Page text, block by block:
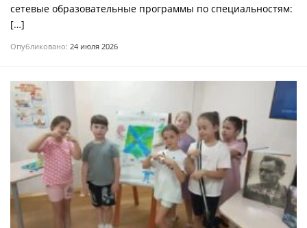
сетевые образовательные программы по специальностям:
[…]
Опубликовано: 24 июля 2026